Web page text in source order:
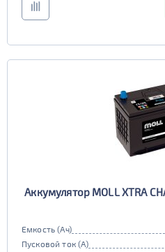
Аккумулятор MOLL XTRA
Емкость (Ач)
Пусковой ток (А)